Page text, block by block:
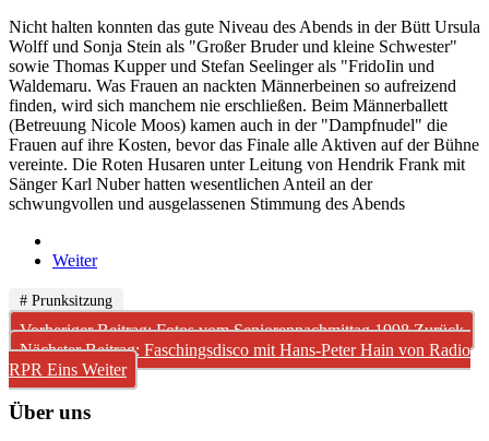
Nicht halten konnten das gute Niveau des Abends in der Bütt Ursula
Wolff und Sonja Stein als "Großer Bruder und kleine Schwester"
sowie Thomas Kupper und Stefan Seelinger als "FridoIin und
Waldemaru. Was Frauen an nackten Männerbeinen so aufreizend
finden, wird sich manchem nie erschließen. Beim Männerballett
(Betreuung Nicole Moos) kamen auch in der "Dampfnudel" die
Frauen auf ihre Kosten, bevor das Finale alle Aktiven auf der Bühne
vereinte. Die Roten Husaren unter Leitung von Hendrik Frank mit
Sänger Karl Nuber hatten wesentlichen Anteil an der
schwungvollen und ausgelassenen Stimmung des Abends
Weiter
# Prunksitzung
Vorheriger Beitrag: Fotos vom Seniorennachmittag 1998Zurück
Nächster Beitrag: Faschingsdisco mit Hans-Peter Hain von Radio
RPR Eins Weiter
Über uns